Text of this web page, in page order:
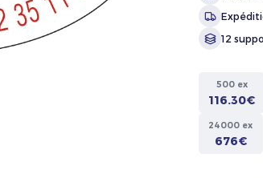
12
500 ex
116.30€
24000 ex
676€